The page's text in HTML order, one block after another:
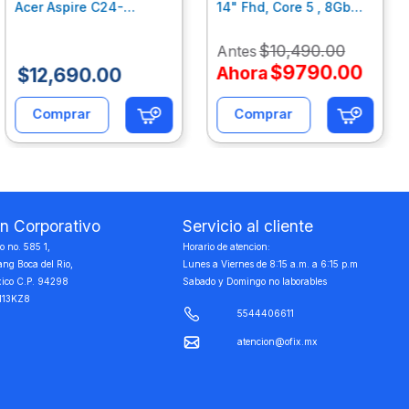
Acer Aspire C24-
Dq.Bmjal.002
$12,690.00
Comprar
14" Fhd, Core 5 , 8Gb
Antes$10,490.00
Ahora$9790.00
Comprar
Corporativo
no. 585 1,
Boca del Rio,
C.P. 94298
Servicio al cliente
Horario de atencion:
Lunes a Viernes de 8:15 a.m. a 6:15 p.m
Sabado y Domingo no laborables
5544406611
atencion@ofix.mx